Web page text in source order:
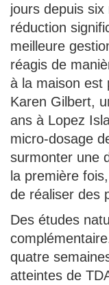
jours depuis
réduction
meilleure
réagis de
à la maison est
Karen Gilbert,
ans à Lopez
micro-dosage
surmonter une
la première
de réaliser des
Des études
quatre
atteintes de